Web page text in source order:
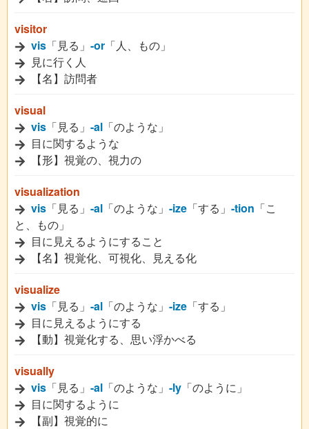
visitor
vis 「見る」 -or 「人、もの」
見に行く人
【名】訪問者
visual
vis 「見る」 -al 「のような」
目に関するような
【形】視覚の、視力の
visualization
vis 「見る」 -al 「のような」 -ize 「する」 -tion 「こ
と、もの」
目に見えるようにすること
【名】視覚化、可視化、見える化
visualize
vis 「見る」 -al 「のような」 -ize 「する」
目に見えるようにする
【動】視覚化する、思い浮かべる
visually
vis 「見る」 -al 「のような」 -ly 「のように」
目に関するように
【副】視覚的に